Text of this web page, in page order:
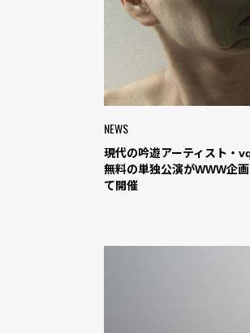
NEWS
現代の吟遊アーティスト・
無料の単独公演がWWW企
て開催